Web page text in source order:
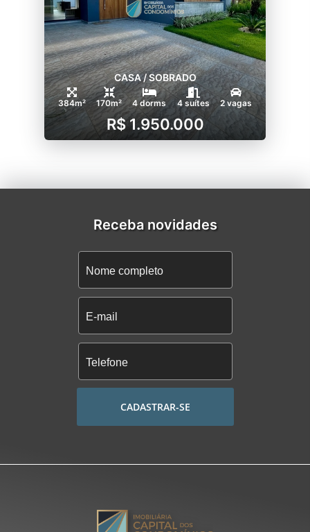
CASA / SOBRADO
384m² 170m² 4 dorms 4 suítes 2 vagas
R$ 1.950.000
Receba novidades
CADASTRAR-SE